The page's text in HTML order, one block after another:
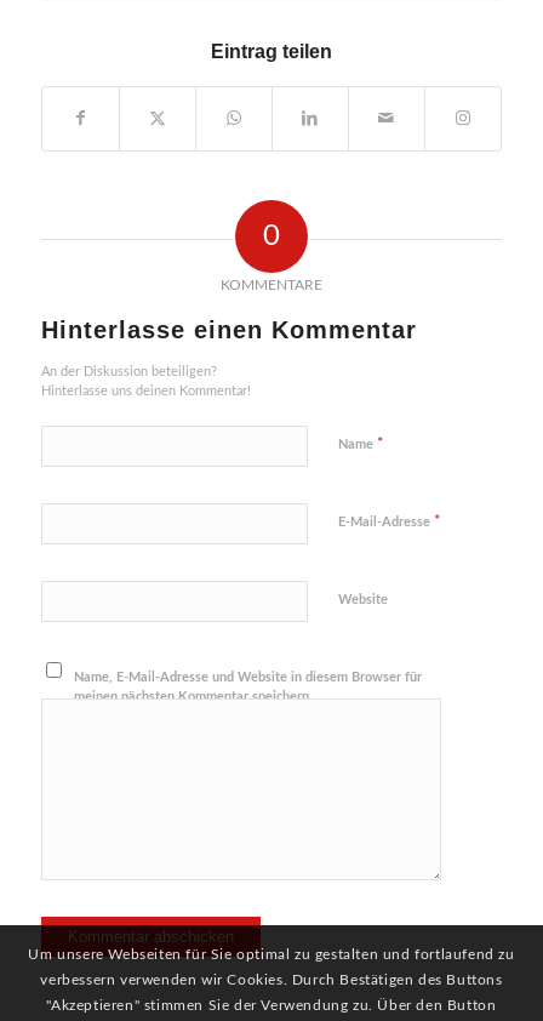
Eintrag teilen
0
KOMMENTARE
Hinterlasse einen Kommentar
An der Diskussion beteiligen?
Hinterlasse uns deinen Kommentar!
Name *
E-Mail-Adresse *
Website
Name, E-Mail-Adresse und Website in diesem Browser für
meinen nächsten Kommentar speichern.
Um unsere Webseiten für Sie optimal zu gestalten und fortlaufend zu
verbessern verwenden wir Cookies. Durch Bestätigen des Buttons
"Akzeptieren" stimmen Sie der Verwendung zu. Über den Button